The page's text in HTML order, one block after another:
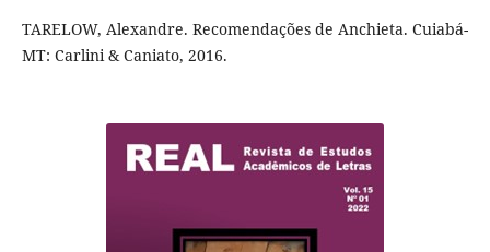
TARELOW, Alexandre. Recomendações de Anchieta. Cuiabá-
MT: Carlini & Caniato, 2016.